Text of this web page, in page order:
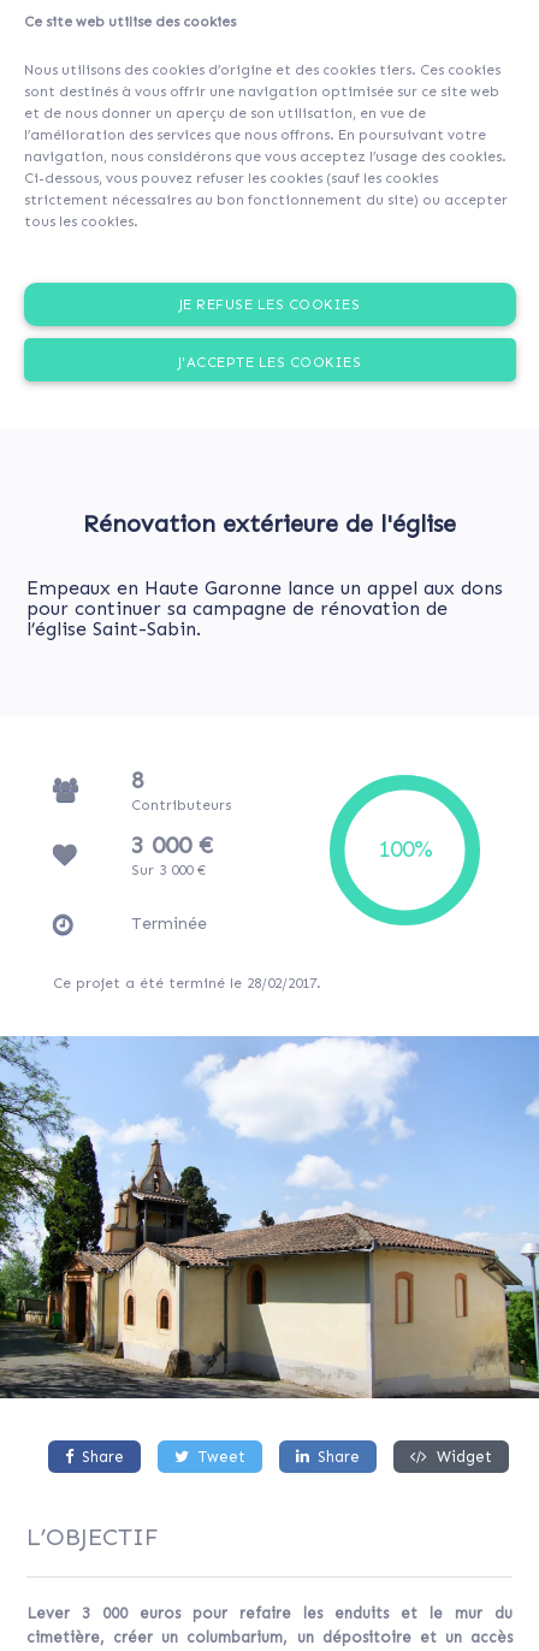
Ce site web utilise des cookies
Nous utilisons des cookies d’origine et des cookies tiers. Ces cookies
sont destinés à vous offrir une navigation optimisée sur ce site web
et de nous donner un aperçu de son utilisation, en vue de
l’amélioration des services que nous offrons. En poursuivant votre
navigation, nous considérons que vous acceptez l’usage des cookies.
Ci-dessous, vous pouvez refuser les cookies (sauf les cookies
strictement nécessaires au bon fonctionnement du site) ou accepter
tous les cookies.
JE REFUSE LES COOKIES
J'ACCEPTE LES COOKIES
Rénovation extérieure de l'église
Empeaux en Haute Garonne lance un appel aux dons
pour continuer sa campagne de rénovation de
l’église Saint-Sabin.
8
Contributeurs
3 000 €
Sur 3 000 €
Terminée
Ce projet a été terminé le 28/02/2017.
Share Tweet Share Widget
L’OBJECTIF
Lever 3 000 euros pour refaire les enduits et le mur du
cimetière, créer un columbarium, un dépositoire et un accès